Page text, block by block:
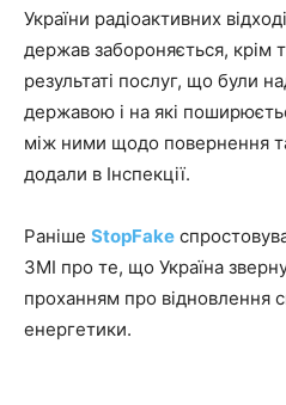
України радіоактивних
держав забороняється, крім
результаті послуг, що були
державою і на які
між ними щодо повернення
додали в Інспекції.
Раніше StopFake
ЗМІ про те, що Україна
проханням про відновлення
енергетики.